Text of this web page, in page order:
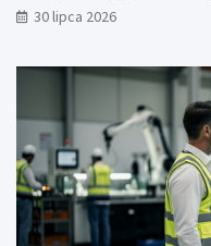
30 lipca 2026